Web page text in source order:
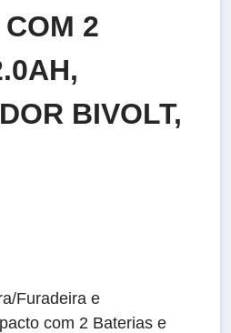
2
BIVOLT,
Furadeira e
com 2 Baterias e